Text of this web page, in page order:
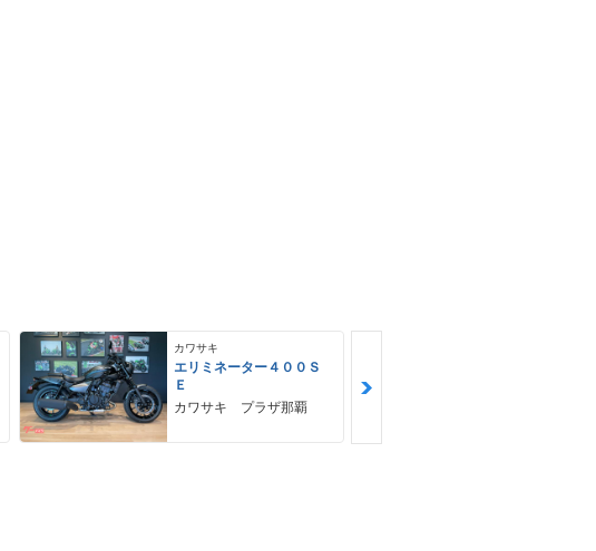
カワサキ
エリミネーター４００Ｓ
Ｅ
カワサキ プラザ那覇